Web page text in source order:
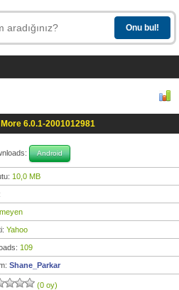
6.0.1-2001012981
Android
10,0 MB
Yahoo
109
Shane_Parkar
(0 oy)